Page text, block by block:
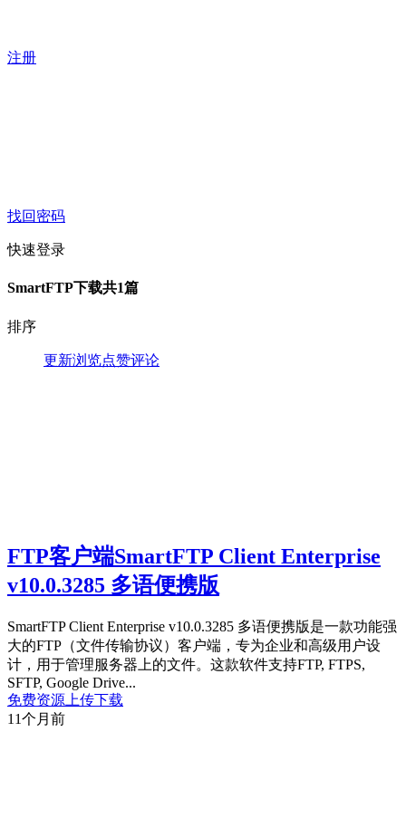
注册
找回密码
快速登录
SmartFTP下载共1篇
排序
更新浏览点赞评论
FTP客户端SmartFTP Client Enterprise
v10.0.3285 多语便携版
SmartFTP Client Enterprise v10.0.3285 多语便携版是一款功能强
大的FTP（文件传输协议）客户端，专为企业和高级用户设
计，用于管理服务器上的文件。这款软件支持FTP, FTPS,
SFTP, Google Drive...
免费资源 上传下载
11个月前